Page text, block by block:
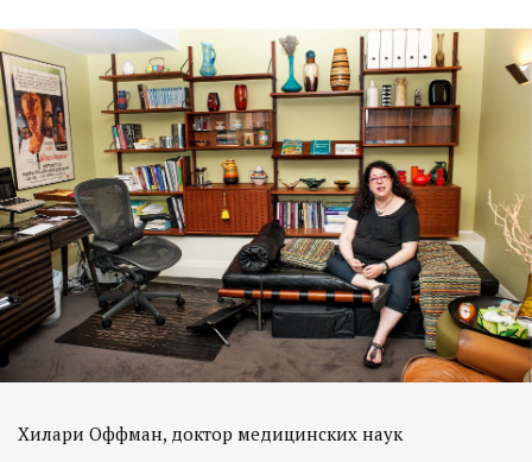
Хилари Оффман, доктор медицинских наук